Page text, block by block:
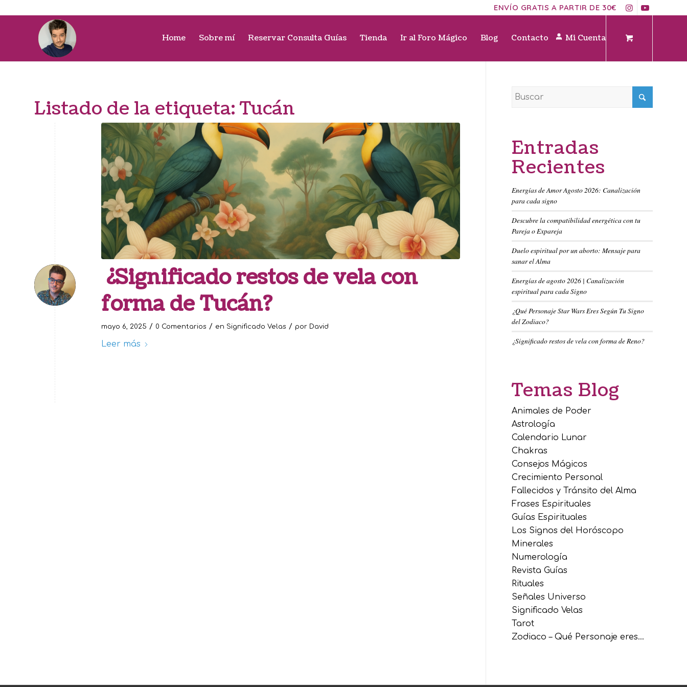
ENVÍO GRATIS A PARTIR DE 30€
Home Sobre mí Reservar Consulta Guías Tienda Ir al Foro Mágico Blog Contacto Mi Cuenta
Listado de la etiqueta:Tucán
¿Significado restos de vela con
forma de Tucán?
mayo 6, 2025 / 0 Comentarios / en Significado Velas / por David
Leer más
Entradas
Recientes
Energías de Amor Agosto 2026: Canalización
para cada signo
Descubre la compatibilidad energética con tu
Pareja o Expareja
Duelo espiritual por un aborto: Mensaje para
sanar el Alma
Energías de agosto 2026 | Canalización
espiritual para cada Signo
¿Qué Personaje Star Wars Eres Según Tu Signo
del Zodiaco?
¿Significado restos de vela con forma de Reno?
Temas Blog
Animales de Poder
Astrología
Calendario Lunar
Chakras
Consejos Mágicos
Crecimiento Personal
Fallecidos y Tránsito del Alma
Frases Espirituales
Guías Espirituales
Los Signos del Horóscopo
Minerales
Numerología
Revista Guías
Rituales
Señales Universo
Significado Velas
Tarot
Zodiaco – Qué Personaje eres…